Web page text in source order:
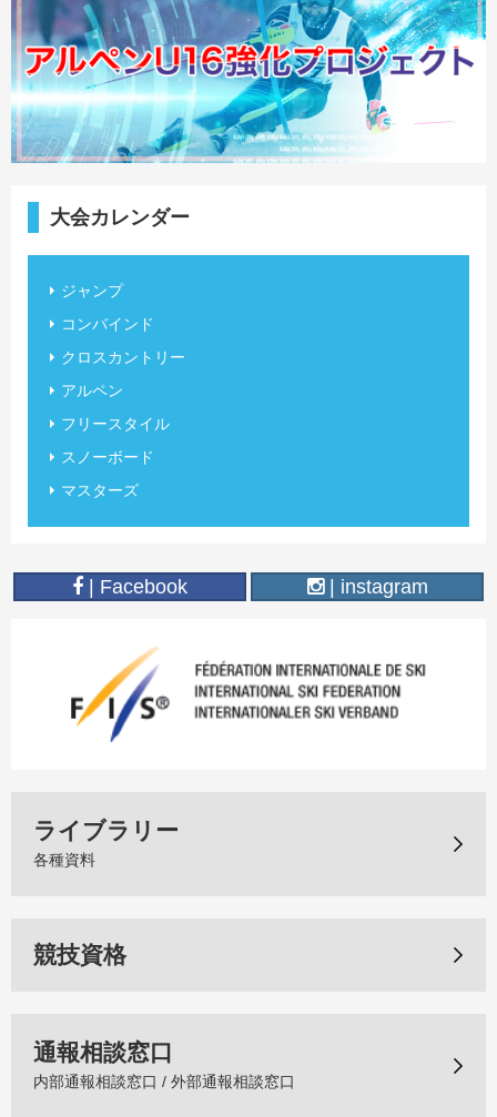
大会カレンダー
ジャンプ
コンバインド
クロスカントリー
アルペン
フリースタイル
スノーボード
マスターズ
| Facebook | instagram
ライブラリー
各種資料
競技資格
通報相談窓口
内部通報相談窓口 / 外部通報相談窓口